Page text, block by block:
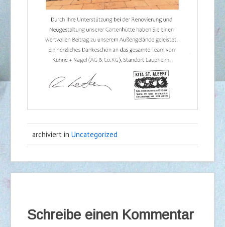
archiviert in Uncategorized
Schreibe einen Kommentar